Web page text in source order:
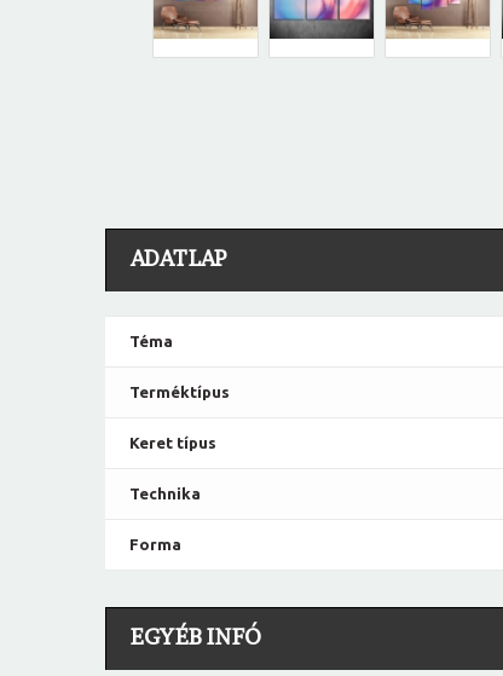
ADATLAP
Téma
Terméktípus
Keret típus
Technika
Forma
EGYÉB INFÓ